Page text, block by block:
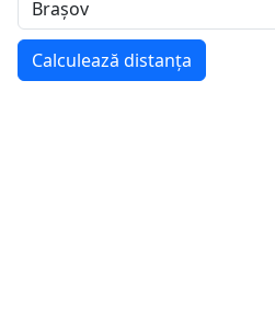
Calculează distanța